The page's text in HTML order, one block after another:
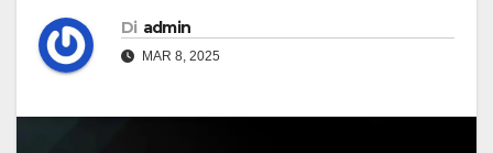
Di admin
MAR 8, 2025